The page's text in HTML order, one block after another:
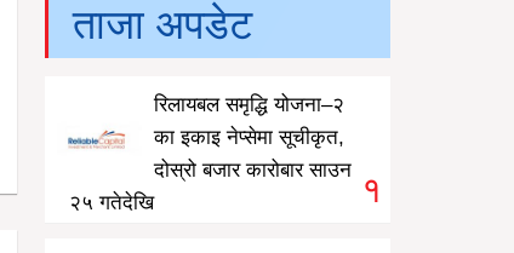
ताजा अपडेट
रिलायबल समृद्धि योजना–२
का इकाइ नेप्सेमा सूचीकृत,
दोस्रो बजार कारोबार साउन
२५ गतेदेखि
१